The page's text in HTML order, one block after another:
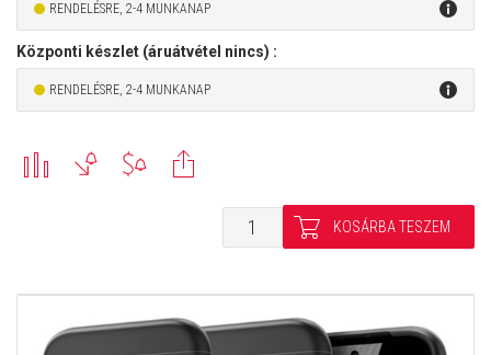
RENDELÉSRE, 2-4 MUNKANAP
Központi készlet (áruátvétel nincs) :
RENDELÉSRE, 2-4 MUNKANAP